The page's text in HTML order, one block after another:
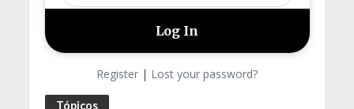
Register | Lost your password?
Tópicos